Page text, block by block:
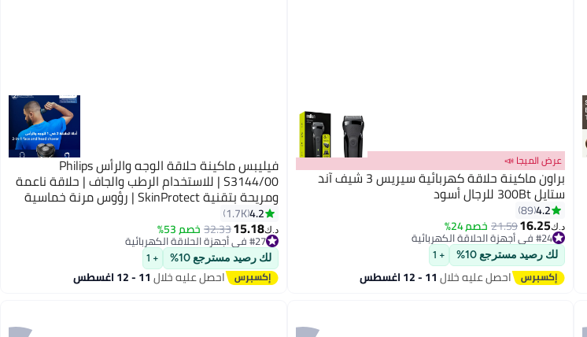
عرض الميجا 📣
براون ماكينة حلاقة كهربائية سيريس 3 شيف آند
ستايل 300Bt للرجال أسود
4.2
89
د.ك‏16.25
21.59خصم 24% #24 في أجهزة الحلاقة الكهربائية
أقل سعر في 7 يوم
#24 في أجهزة الحلاقة الكهربائية
لك رصيد مسترجع 10% + 1
احصل عليه خلال11 - 12 اغسطس
فيليبس ماكينة حلاقة الوجه والرأس Philips
S3144/00 | للاستخدام الرطب والجاف | حلاقة ناعمة
ومريحة بتقنية SkinProtect | رؤوس مرنة خماسية
الأبعاد وشفرات PowerCut | 60 دقيقة استخدام
لاسلكي | مع أداة تشذيب منبثقة
4.2
1.7K
د.ك‏15.18
32.33 خصم 53% #27 في أجهزة الحلاقة الكهربائية
أقل سعر في 7 يوم
#27 في أجهزة الحلاقة الكهربائية
لك رصيد مسترجع 10% + 1
احصل عليه خلال11 - 12 اغسطس